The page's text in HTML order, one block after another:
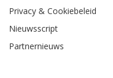
Privacy & Cookiebeleid
Nieuwsscript
Partnernieuws